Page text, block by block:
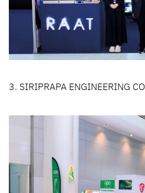
3. SIRIPRAPA ENGINEERING